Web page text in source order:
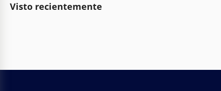
Visto recientemente